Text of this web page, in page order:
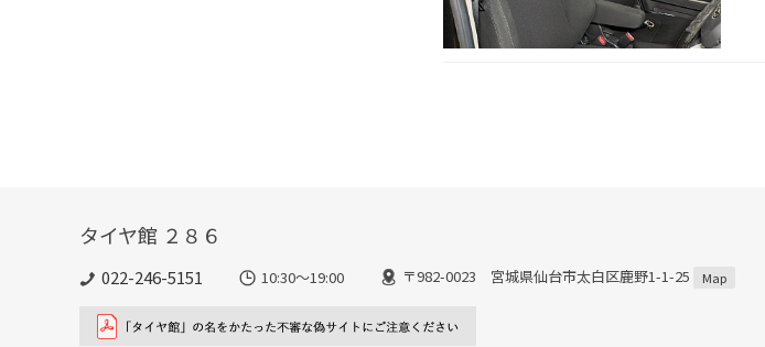
タイヤ館 ２８６
022-246-5151 10:30～19:00 〒982-0023 宮城県仙台市太白区鹿野1-1-25 Map